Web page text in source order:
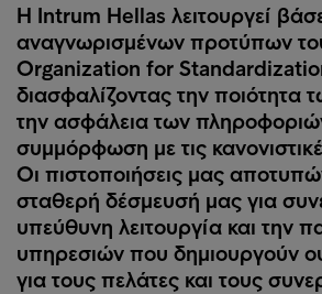
Η Intrum Hellas λειτουργεί
αναγνωρισμένων προτύπων
Organization for
διασφαλίζοντας την ποιότητα
την ασφάλεια των
συμμόρφωση με τις
Οι πιστοποιήσεις μας
σταθερή δέσμευσή μας για
υπεύθυνη λειτουργία και την
υπηρεσιών που δημιουργούν
για τους πελάτες και τους